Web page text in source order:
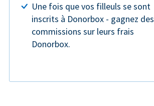
Une fois que vos filleuls se sont
inscrits à Donorbox - gagnez des
commissions sur leurs frais
Donorbox.